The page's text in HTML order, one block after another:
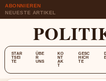
ABONNIEREN
NEUESTE ARTIKEL
STAR
TSEI
TE
ÜBE
R
UNS
KO
NT
AK
T
GESC
HICH
TE